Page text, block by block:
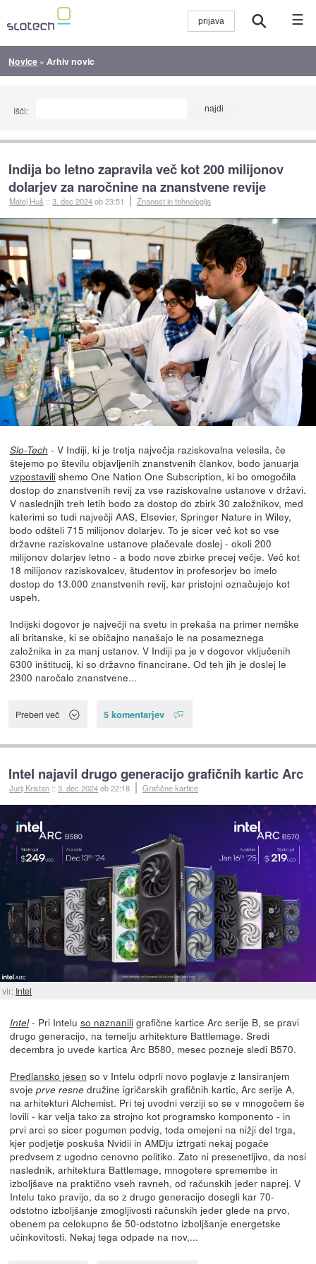
☰
Novice » Arhiv novic
Išči:
Indija bo letno zapravila več kot 200 milijonov
dolarjev za naročnine na znanstvene revije
Matej Huš ::3. dec 2024ob 23:51 Znanost in tehnologija
Slo-Tech - V Indiji, ki je tretja največja raziskovalna velesila, če
štejemo po številu objavljenih znanstvenih člankov, bodo januarja
vzpostavilishemo One Nation One Subscription, ki bo omogočila
dostop do znanstvenih revij za vse raziskovalne ustanove v državi.
V naslednjih treh letih bodo za dostop do zbirk 30 založnikov, med
katerimi so tudi največji AAS, Elsevier, Springer Nature in Wiley,
bodo odšteli 715 milijonov dolarjev. To je sicer več kot so vse
državne raziskovalne ustanove plačevale doslej - okoli 200
milijonov dolarjev letno - a bodo nove zbirke precej večje. Več kot
18 milijonov raziskovalcev, študentov in profesorjev bo imelo
dostop do 13.000 znanstvenih revij, kar pristojni označujejo kot
uspeh.
Indijski dogovor je največji na svetu in prekaša na primer nemške
ali britanske, ki se običajno nanašajo le na posameznega
založnika in za manj ustanov. V Indiji pa je v dogovor vključenih
6300 inštitucij, ki so državno financirane. Od teh jih je doslej le
2300 naročalo znanstvene...
Preberi več 5 komentarjev
Intel najavil drugo generacijo grafičnih kartic Arc
Jurij Kristan ::3. dec 2024ob 22:18 Grafične kartice
vir: Intel
Intel- Pri Intelu so naznaniligrafične kartice Arc serije B, se pravi
drugo generacijo, na temelju arhitekture Battlemage. Sredi
decembra jo uvede kartica Arc B580, mesec pozneje sledi B570.
Predlansko jesen so v Intelu odprli novo poglavje z lansiranjem
svoje prve resnedružine igričarskih grafičnih kartic, Arc serije A,
na arhitekturi Alchemist. Pri tej uvodni verziji so se v mnogočem še
lovili - kar velja tako za strojno kot programsko komponento - in
prvi arci so sicer pogumen podvig, toda omejeni na nižji del trga,
kjer podjetje poskuša Nvidii in AMDju iztrgati nekaj pogače
predvsem z ugodno cenovno politiko. Zato ni presenetljivo, da nosi
naslednik, arhitektura Battlemage, mnogotere spremembe in
izboljšave na praktično vseh ravneh, od računskih jeder naprej. V
Intelu tako pravijo, da so z drugo generacijo dosegli kar 70-
odstotno izboljšanje zmogljivosti računskih jeder glede na prvo,
obenem pa celokupno še 50-odstotno izboljšanje energetske
učinkovitosti. Nekaj tega odpade na nov,...